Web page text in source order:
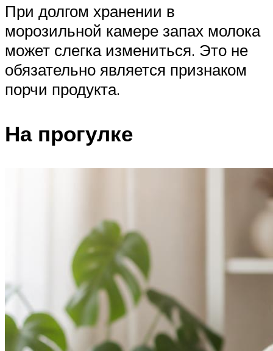
При долгом хранении в
морозильной камере запах молока
может слегка измениться. Это не
обязательно является признаком
порчи продукта.
На прогулке